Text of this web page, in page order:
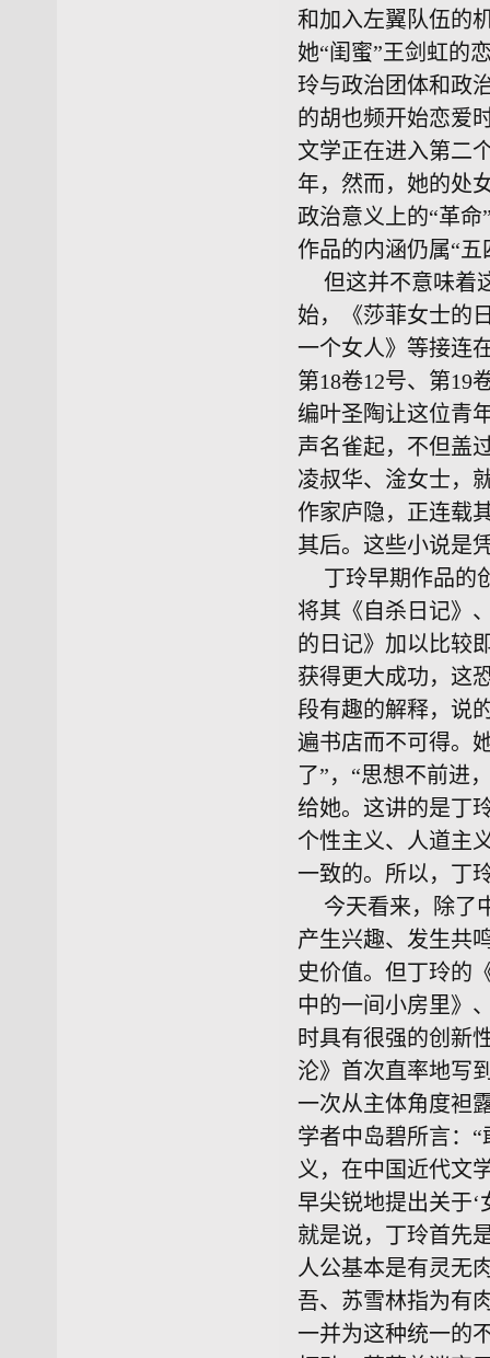
和加入左翼队伍的
她“闺蜜”王剑虹的
玲与政治团体和政
的胡也频开始恋爱
文学正在进入第二
年，然而，她的处
政治意义上的“革命
作品的内涵仍属“
但这并不意味着
始，《莎菲女士的
一个女人》等接连
第18卷12号、第19
编叶圣陶让这位青
声名雀起，不但盖
凌叔华、淦女士，
作家庐隐，正连载
其后。这些小说是
丁玲早期作品的
将其《自杀日记》
的日记》加以比较
获得更大成功，这
段有趣的解释，说
遍书店而不可得。
了”，“思想不前进
给她。这讲的是丁
个性主义、人道主
一致的。所以，丁
今天看来，除了
产生兴趣、发生共
史价值。但丁玲的
中的一间小房里》
时具有很强的创新
沦》首次直率地写
一次从主体角度袒
学者中岛碧所言：
义，在中国近代文
早尖锐地提出关于
就是说，丁玲首先
人公基本是有灵无
吾、苏雪林指为有
一并为这种统一的